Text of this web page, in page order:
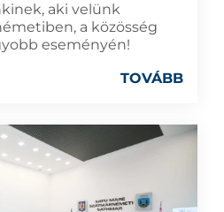
aki velünk
a közösség
eseményén!
TOVÁBB